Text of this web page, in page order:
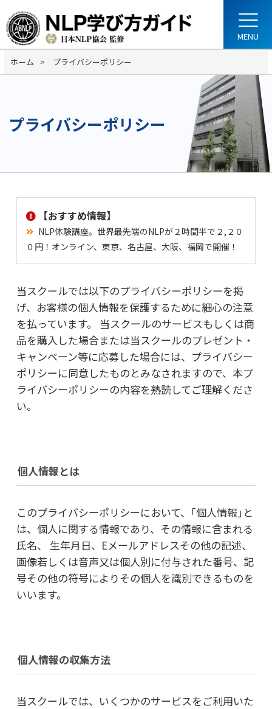
ホーム プライバシーポリシー
プライバシーポリシー
【おすすめ情報】
NLP体験講座。世界最先端のNLPが２時間半で２,２０
０円！オンライン、東京、名古屋、大阪、福岡で開催！
当スクールでは以下のプライバシーポリシーを掲
げ、お客様の個人情報を保護するために細心の注意
を払っています。 当スクールのサービスもしくは商
品を購入した場合または当スクールのプレゼント・
キャンペーン等に応募した場合には、プライバシー
ポリシーに同意したものとみなされますので、本プ
ライバシーポリシーの内容を熟読してご理解くださ
い。
個人情報とは
このプライバシーポリシーにおいて、｢個人情報｣と
は、個人に関する情報であり、その情報に含まれる
氏名、 生年月日、Eメールアドレスその他の記述、
画像若しくは音声又は個人別に付与された番号、記
号その他の符号によりその個人を識別できるものを
いいます。
個人情報の収集方法
当スクールでは、いくつかのサービスをご利用いた